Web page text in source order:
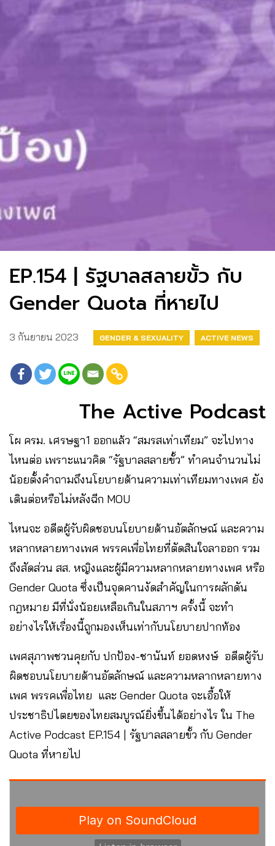
EP.154 | รัฐบาลสลายขั้ว กับ
Gender Quota ที่หายไป
3 กันยายน 2023 GENDER & SEXUALITY ACTIVE NEWS
The Active Podcast
โผ ครม. เศรษฐา1 ออกแล้ว “สมรสเท่าเทียม” จะไปทาง
ไหนต่อ เพราะแนวคิด “รัฐบาลสลายขั้ว” ทำคนจำนวนไม่
น้อยตั้งคำถามถึงนโยบายด้านความเท่าเทียมทางเพศ ยัง
เดินต่อหรือไม่หลังฉีก MOU
ไหนจะ อดีตผู้รับผิดชอบนโยบายด้านอัตลักษณ์ และความ
หลากหลายทางเพศ พรรคเพื่อไทยที่ตัดสินใจลาออก รวม
ถึงสัดส่วน สส. หญิงและผู้มีความหลากหลายทางเพศ หรือ
Gender Quota ซึ่งเป็นจุดคานงัดสำคัญในการผลักดัน
กฎหมาย มีที่นั่งน้อยเหลือเกินในสภาฯ ครั้งนี้ จะทำ
อย่างไรให้เรื่องนี้ถูกมองเห็นเท่ากับนโยบายปากท้อง
เพศสุภาพชวนคุยกับ ปกป้อง-ชานันท์ ยอดหงษ์ อดีตผู้รับ
ผิดชอบนโยบายด้านอัตลักษณ์ และความหลากหลายทาง
เพศ พรรคเพื่อไทย และ Gender Quota จะเอื้อให้
ประชาธิปไตยของไทยสมบูรณ์ยิ่งขึ้นได้อย่างไร ใน The
Active Podcast EP.154 | รัฐบาลสลายขั้ว กับ Gender
Quota ที่หายไป